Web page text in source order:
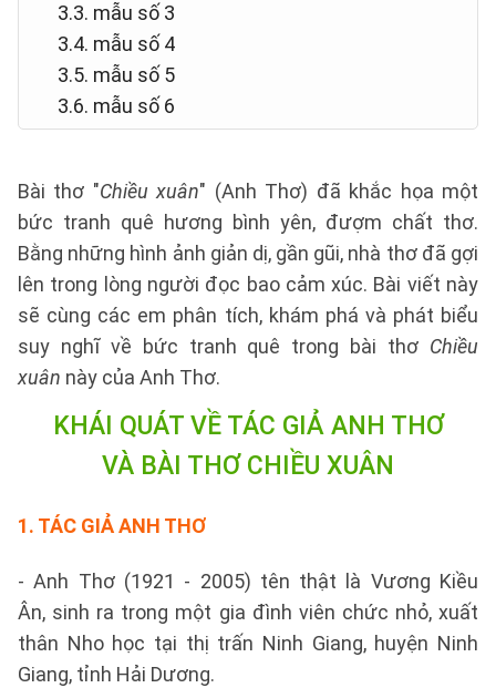
3.3. mẫu số 3
3.4. mẫu số 4
3.5. mẫu số 5
3.6. mẫu số 6
Bài thơ "Chiều xuân" (Anh Thơ) đã khắc họa một
bức tranh quê hương bình yên, đượm chất thơ.
Bằng những hình ảnh giản dị, gần gũi, nhà thơ đã gợi
lên trong lòng người đọc bao cảm xúc. Bài viết này
sẽ cùng các em phân tích, khám phá và phát biểu
suy nghĩ về bức tranh quê trong bài thơ Chiều
xuân này của Anh Thơ.
KHÁI QUÁT VỀ TÁC GIẢ ANH THƠ
VÀ BÀI THƠ CHIỀU XUÂN
1. TÁC GIẢ ANH THƠ
- Anh Thơ (1921 - 2005) tên thật là Vương Kiều
Ân, sinh ra trong một gia đình viên chức nhỏ, xuất
thân Nho học tại thị trấn Ninh Giang, huyện Ninh
Giang, tỉnh Hải Dương.